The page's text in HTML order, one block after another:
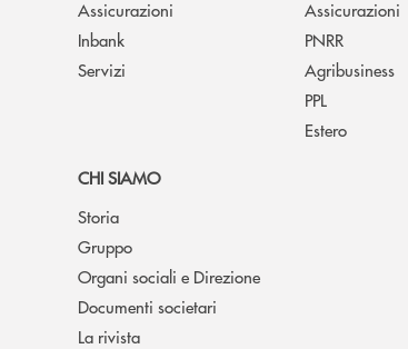
Assicurazioni
Inbank
Servizi
Assicurazioni
PNRR
Agribusiness
PPL
Estero
CHI SIAMO
Storia
Gruppo
Organi sociali e Direzione
Documenti societari
La rivista